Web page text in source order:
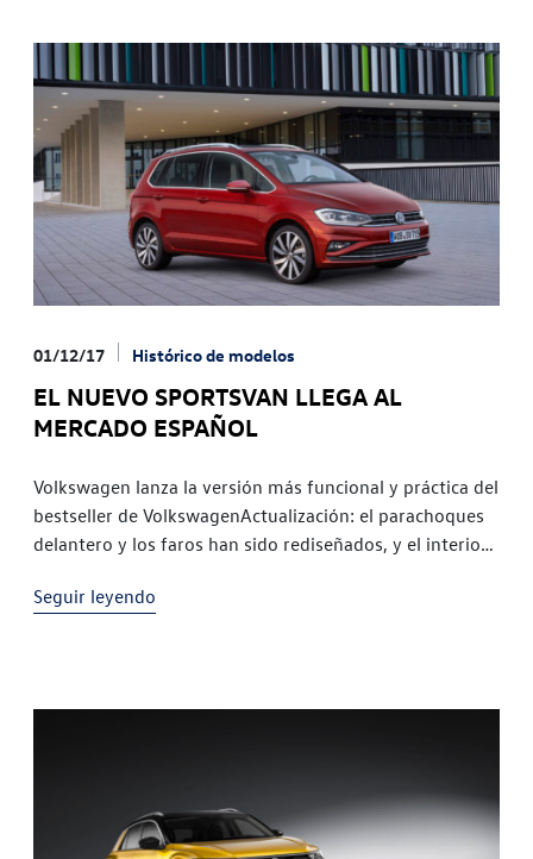
01/12/17 Histórico de modelos
EL NUEVO SPORTSVAN LLEGA AL
MERCADO ESPAÑOL
Volkswagen lanza la versión más funcional y práctica del
bestseller de VolkswagenActualización: el parachoques
delantero y los faros han sido rediseñados, y el interior
decorativosCinco motores disponibles, dos diésel
Seguir leyendo